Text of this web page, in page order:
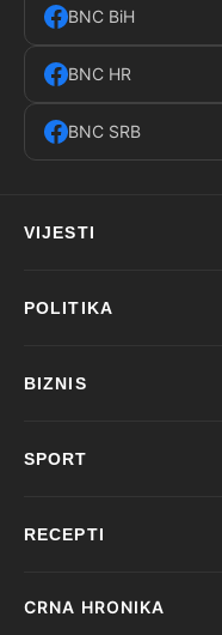
BNC BiH
BNC HR
BNC SRB
VIJESTI
POLITIKA
BIZNIS
SPORT
RECEPTI
CRNA HRONIKA